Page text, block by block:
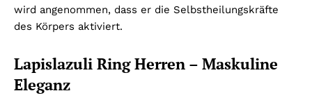
wird angenommen, dass er die Selbstheilungskräfte
des Körpers aktiviert.
Lapislazuli Ring Herren – Maskuline
Eleganz